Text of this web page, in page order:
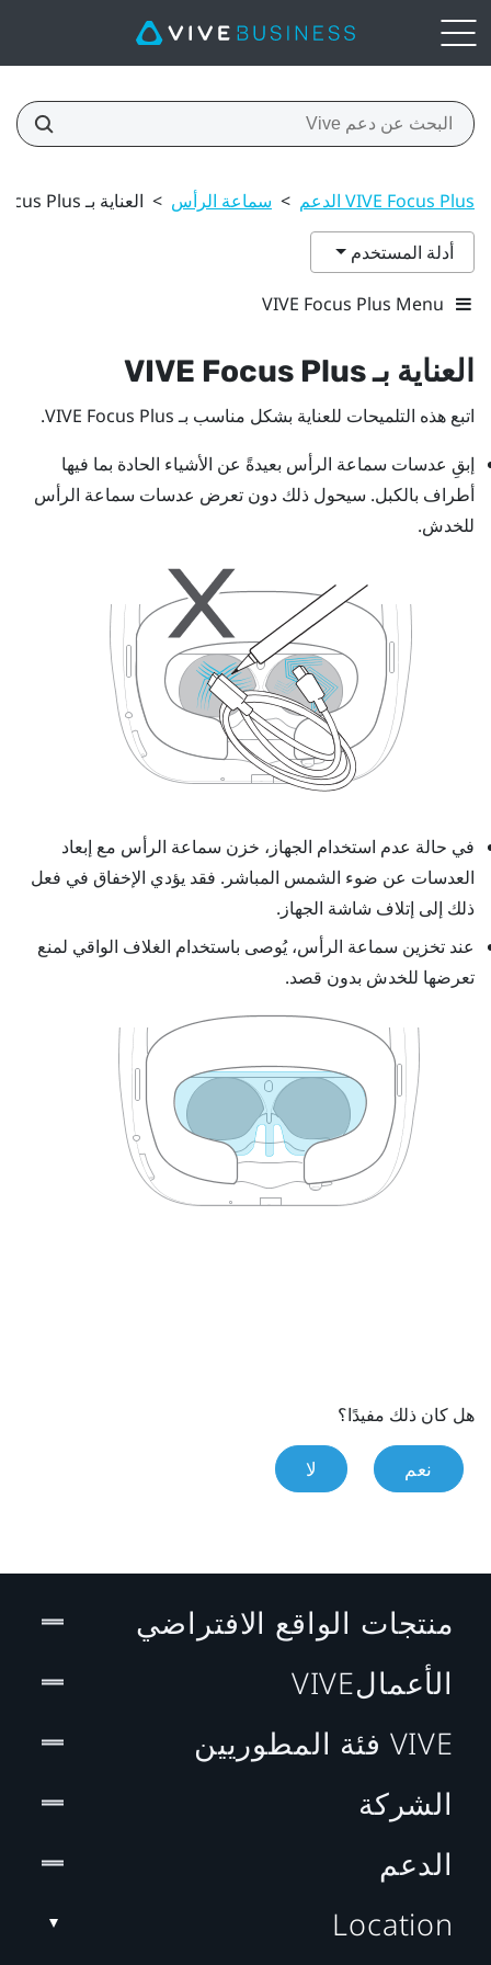
VIVE Focus Plus الدعم > سماعة الرأس > العناية بـ VIVE Focus Plus
أدلة المستخدم
VIVE Focus Plus Menu
العناية بـ VIVE Focus Plus
اتبع هذه التلميحات للعناية بشكل مناسب بـ VIVE Focus Plus
.
إبقِ عدسات سماعة الرأس بعيدةً عن الأشياء الحادة بما فيها
أطراف بالكبل. سيحول ذلك دون تعرض عدسات سماعة الرأس
للخدش.
في حالة عدم استخدام الجهاز، خزن سماعة الرأس مع إبعاد
العدسات عن ضوء الشمس المباشر. فقد يؤدي الإخفاق في فعل
ذلك إلى إتلاف شاشة الجهاز.
عند تخزين سماعة الرأس، يُوصى باستخدام الغلاف الواقي لمنع
تعرضها للخدش بدون قصد.
هل كان ذلك مفيدًا؟
نعم لا
منتجات الواقع الافتراضي
الأعمالVIVE
VIVE فئة المطوريين
الشركة
الدعم
Location